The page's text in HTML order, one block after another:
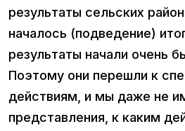
результаты сельских
началось (подведение)
результаты начали очень
Поэтому они перешли к
действиям, и мы даже не
представления, к каким